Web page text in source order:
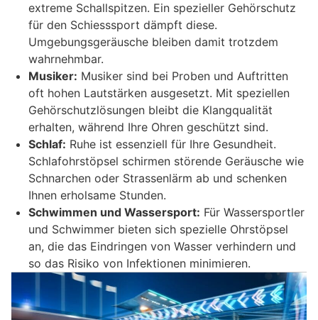
extreme Schallspitzen. Ein spezieller Gehörschutz
für den Schiesssport dämpft diese.
Umgebungsgeräusche bleiben damit trotzdem
wahrnehmbar.
Musiker: Musiker sind bei Proben und Auftritten
oft hohen Lautstärken ausgesetzt. Mit speziellen
Gehörschutzlösungen bleibt die Klangqualität
erhalten, während Ihre Ohren geschützt sind.
Schlaf: Ruhe ist essenziell für Ihre Gesundheit.
Schlafohrstöpsel schirmen störende Geräusche wie
Schnarchen oder Strassenlärm ab und schenken
Ihnen erholsame Stunden.
Schwimmen und Wassersport: Für Wassersportler
und Schwimmer bieten sich spezielle Ohrstöpsel
an, die das Eindringen von Wasser verhindern und
so das Risiko von Infektionen minimieren.